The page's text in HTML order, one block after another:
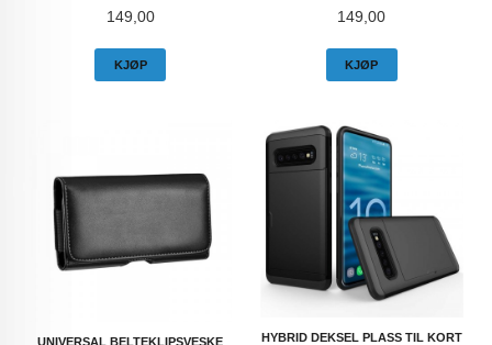
Pris
149,00
KJØP
Pris
149,00
KJØP
UNIVERSAL BELTEKLIPSVESKE
HYBRID DEKSEL PLASS TIL KORT